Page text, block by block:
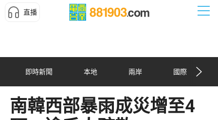
直播
即時新聞 本地 兩岸 國際
南韓西部暴雨成災增至4